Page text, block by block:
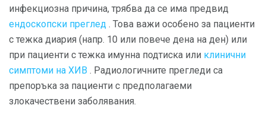
инфекциозна причина, трябва да се има предвид
ендоскопски преглед . Това важи особено за пациенти
с тежка диария (напр. 10 или повече дена на ден) или
при пациенти с тежка имунна подтиска или клинични
симптоми на ХИВ . Радиологичните прегледи са
препоръка за пациенти с предполагаеми
злокачествени заболявания.